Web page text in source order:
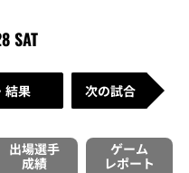
SAT
結果 次の試合
出場選手
成績
ゲーム
レポート